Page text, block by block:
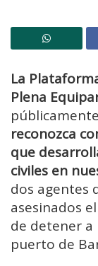
La
Plena
reconozca
que
civiles en
dos agentes
asesinados
de detener a
puerto de